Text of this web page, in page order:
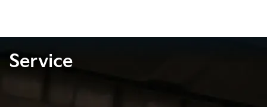
Service